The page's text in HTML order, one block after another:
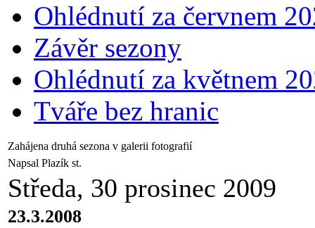
Ohlédnutí za červnem
Závěr sezony
Ohlédnutí za květnem
Tváře bez hranic
Zahájena druhá sezona v galerii fotografií
Napsal Plazík st.
Středa, 30 prosinec 2009
23.3.2008